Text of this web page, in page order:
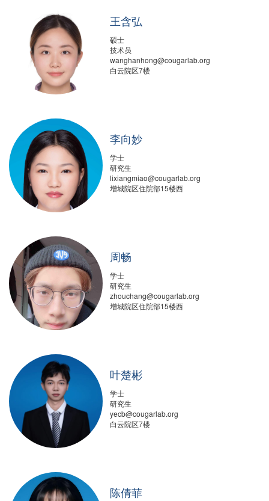
王含弘
硕士
技术员
wanghanhong@cougarlab.org
白云院区7楼
李向妙
学士
研究生
lixiangmiao@cougarlab.org
增城院区住院部15楼西
周畅
学士
研究生
zhouchang@cougarlab.org
增城院区住院部15楼西
叶楚彬
学士
研究生
yecb@cougarlab.org
白云院区7楼
陈倩菲